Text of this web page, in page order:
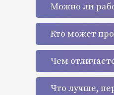
Можно ли
Кто может
Чем
Что лучше,